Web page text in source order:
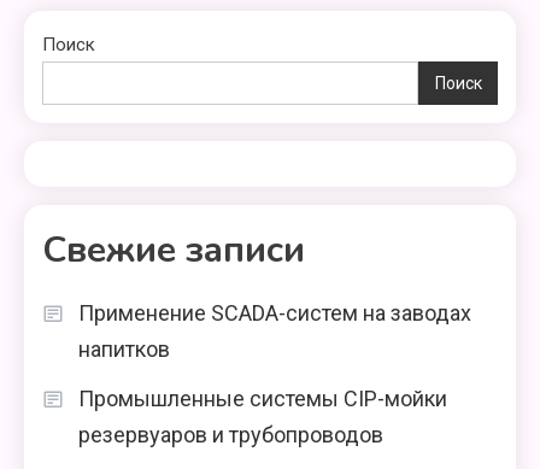
Поиск
Поиск
Свежие записи
Применение SCADA-систем на заводах
напитков
Промышленные системы CIP-мойки
резервуаров и трубопроводов